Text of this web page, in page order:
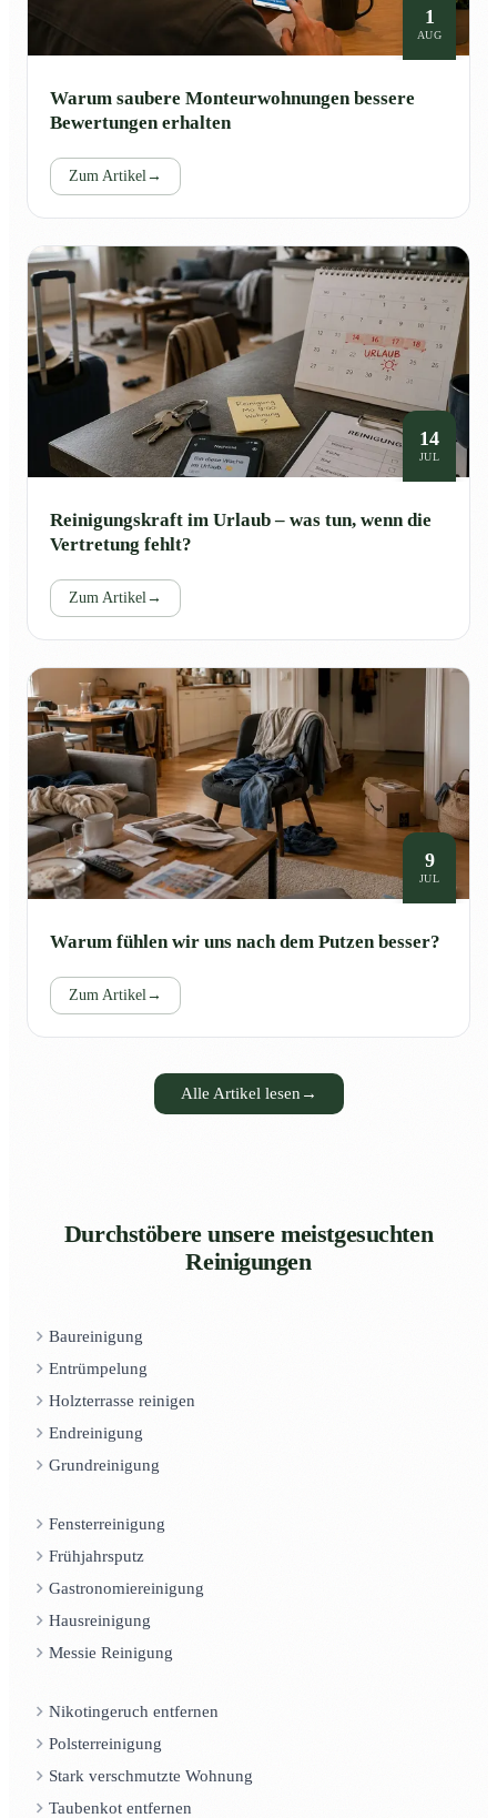
1
AUG
Warum saubere Monteurwohnungen bessere
Bewertungen erhalten
Zum Artikel →
14
JUL
Reinigungskraft im Urlaub – was tun, wenn die
Vertretung fehlt?
Zum Artikel →
9
JUL
Warum fühlen wir uns nach dem Putzen besser?
Zum Artikel →
Alle Artikel lesen →
Durchstöbere unsere meistgesuchten
Reinigungen
Baureinigung
Entrümpelung
Holzterrasse reinigen
Endreinigung
Grundreinigung
Fensterreinigung
Frühjahrsputz
Gastronomiereinigung
Hausreinigung
Messie Reinigung
Nikotingeruch entfernen
Polsterreinigung
Stark verschmutzte Wohnung
Taubenkot entfernen